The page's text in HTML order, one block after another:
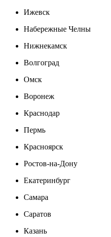
Ижевск
Набережные Челны
Нижнекамск
Волгоград
Омск
Воронеж
Краснодар
Пермь
Красноярск
Ростов-на-Дону
Екатеринбург
Самара
Саратов
Казань